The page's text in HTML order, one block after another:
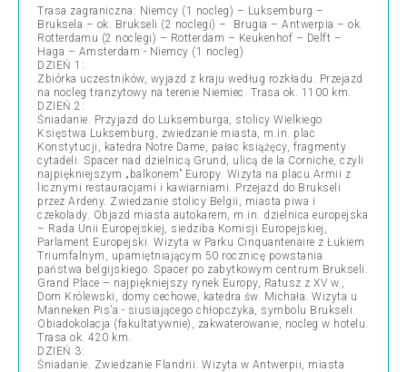
Trasa zagraniczna: Niemcy (1 nocleg) – Luksemburg –
Bruksela – ok. Brukseli (2 noclegi) – Brugia – Antwerpia – ok.
Rotterdamu (2 noclegi) – Rotterdam – Keukenhof – Delft –
Haga – Amsterdam - Niemcy (1 nocleg)
DZIEŃ 1:
Zbiórka uczestników, wyjazd z kraju według rozkładu. Przejazd
na nocleg tranzytowy na terenie Niemiec. Trasa ok. 1100 km.
DZIEŃ 2:
Śniadanie. Przyjazd do Luksemburga, stolicy Wielkiego
Księstwa Luksemburg, zwiedzanie miasta, m.in. plac
Konstytucji, katedra Notre Dame, pałac książęcy, fragmenty
cytadeli. Spacer nad dzielnicą Grund, ulicą de la Corniche, czyli
najpiękniejszym „balkonem” Europy. Wizyta na placu Armii z
licznymi restauracjami i kawiarniami. Przejazd do Brukseli
przez Ardeny. Zwiedzanie stolicy Belgii, miasta piwa i
czekolady. Objazd miasta autokarem, m.in. dzielnica europejska
– Rada Unii Europejskiej, siedziba Komisji Europejskiej,
Parlament Europejski. Wizyta w Parku Cinquantenaire z Łukiem
Triumfalnym, upamiętniającym 50 rocznicę powstania
państwa belgijskiego. Spacer po zabytkowym centrum Brukseli.
Grand Place – najpiękniejszy rynek Europy, Ratusz z XV w.,
Dom Królewski, domy cechowe, katedra św. Michała. Wizyta u
Manneken Pis’a - siusiającego chłopczyka, symbolu Brukseli.
Obiadokolacja (fakultatywnie), zakwaterowanie, nocleg w hotelu.
Trasa ok. 420 km.
DZIEŃ 3:
Śniadanie. Zwiedzanie Flandrii. Wizyta w Antwerpii, miasta